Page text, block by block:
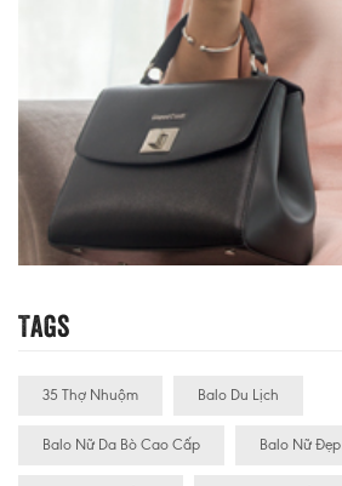
Tags
35 Thợ Nhuộm Balo Du Lịch
Balo Nữ Da Bò Cao Cấp Balo Nữ Đẹp